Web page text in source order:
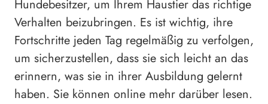
Hundebesitzer, um Ihrem Haustier das richtige
Verhalten beizubringen. Es ist wichtig, ihre
Fortschritte jeden Tag regelmäßig zu verfolgen,
um sicherzustellen, dass sie sich leicht an das
erinnern, was sie in ihrer Ausbildung gelernt
haben. Sie können online mehr darüber lesen.